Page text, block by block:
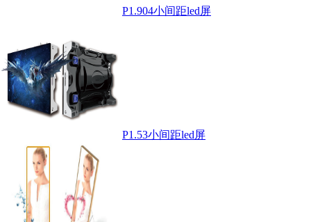
P1.904小间距led屏
P1.53小间距led屏